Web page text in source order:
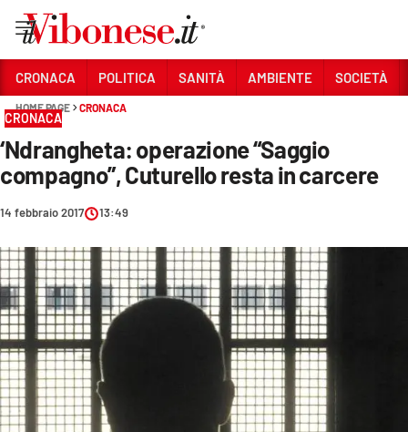
Sezioni
CRONACA
POLITICA
SANITÀ
AMBIENTE
SOCIETÀ
CULTURA
ECONOMIA E LAVORO
EVENTI
CRONACA POLITICA SANITÀ AMBIENTE SOCIETÀ
HOME PAGE CRONACA
CRONACA
‘Ndrangheta: operazione “Saggio
compagno”, Cuturello resta in carcere
14 febbraio 2017 13:49